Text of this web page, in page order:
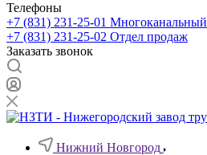
Телефоны
+7 (831) 231-25-01 Многоканальный
+7 (831) 231-25-02 Отдел продаж
Заказать звонок
Нижний Новгород